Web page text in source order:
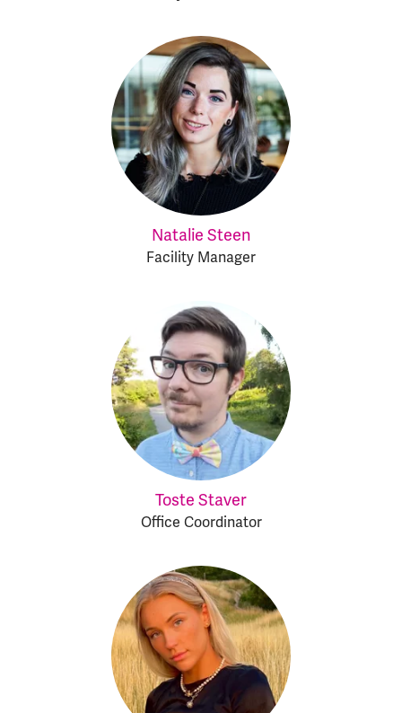
Natalie Steen
Facility Manager
Toste Staver
Office Coordinator